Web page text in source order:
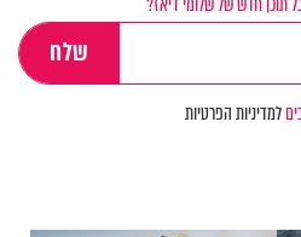
למדיניות הפרטיות